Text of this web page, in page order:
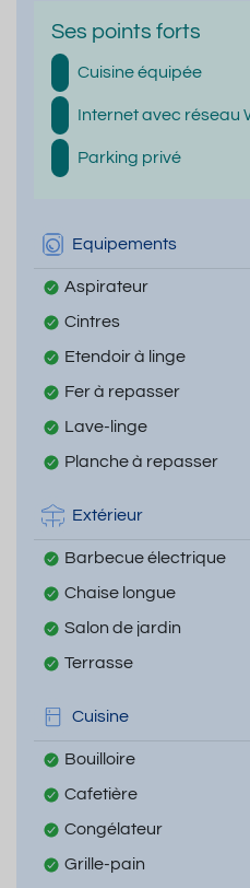
Ses points forts
Cuisine équipée
Internet avec réseau
Parking privé
Equipements
Aspirateur
Cintres
Etendoir à linge
Fer à repasser
Lave-linge
Planche à repasser
Extérieur
Barbecue électrique
Chaise longue
Salon de jardin
Terrasse
Cuisine
Bouilloire
Cafetière
Congélateur
Grille-pain